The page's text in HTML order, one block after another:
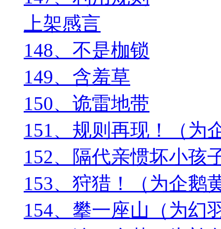
上架感言
148、不是枷锁
149、含羞草
150、诡雷地带
151、规则再现！（为
152、隔代亲惯坏小孩
153、狩猎！（为企鹅
154、攀一座山（为幻